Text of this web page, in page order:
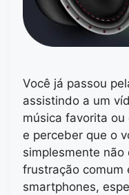
Você já passou
assistindo a um
música favorita
e perceber que o
simplesmente não
frustração comum
smartphones,